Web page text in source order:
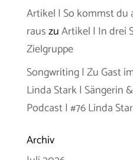
Artikel | So kommst du
rauszuArtikel | In drei
Zielgruppe
Songwriting | Zu Gast
Linda Stark | Sängerin
Podcast | #76 Linda
Archiv